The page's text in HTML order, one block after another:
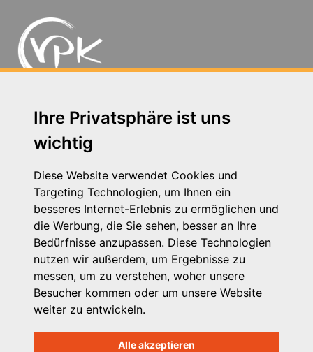
Ihre Privatsphäre ist uns
wichtig
Diese Website verwendet Cookies und
Targeting Technologien, um Ihnen ein
besseres Internet-Erlebnis zu ermöglichen und
die Werbung, die Sie sehen, besser an Ihre
Bedürfnisse anzupassen. Diese Technologien
nutzen wir außerdem, um Ergebnisse zu
messen, um zu verstehen, woher unsere
Besucher kommen oder um unsere Website
weiter zu entwickeln.
Alle akzeptieren
Michaelkirchstr. 17/18 - 10179 Berlin
Telefon: 030 – 58 58 17 16 01
E-Mail: info@vpk.de
Presse
Kontakt
Impressum
Datenschutzhinweis
Login